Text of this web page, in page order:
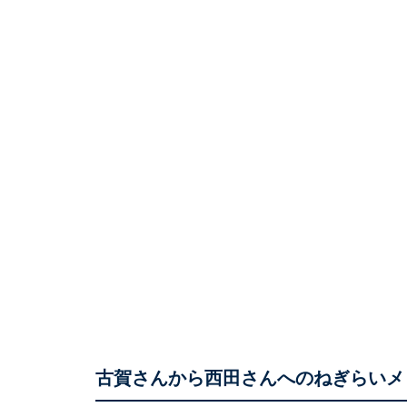
古賀さんから西田さんへのねぎらい